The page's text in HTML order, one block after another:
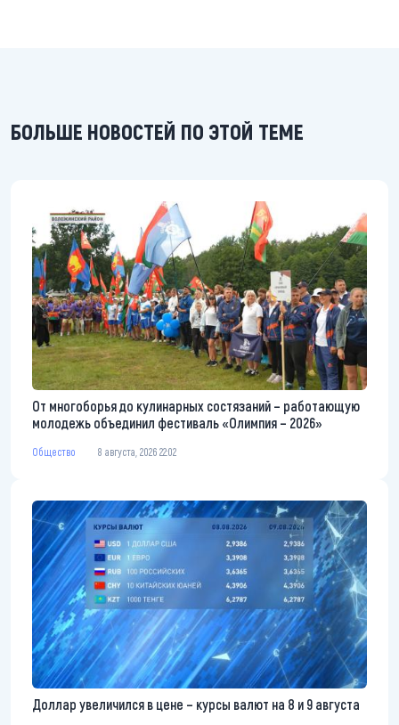
БОЛЬШЕ НОВОСТЕЙ ПО ЭТОЙ ТЕМЕ
От многоборья до кулинарных состязаний – работающую
молодежь объединил фестиваль «Олимпия – 2026»
Общество 8 августа, 2026 22:02
Доллар увеличился в цене – курсы валют на 8 и 9 августа